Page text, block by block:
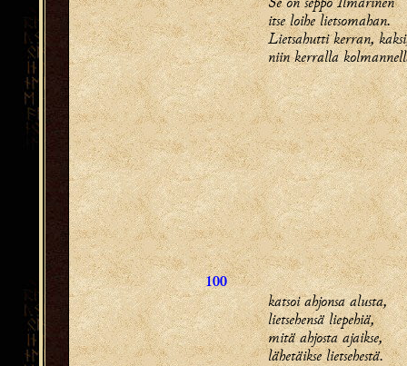
100
itse loihe lietsomahan.
Lietsahutti kerran,
niin kerralla
katsoi ahjonsa alusta,
lietsehensä liepehiä,
mitä ahjosta ajaikse,
lähetäikse lietsehestä.